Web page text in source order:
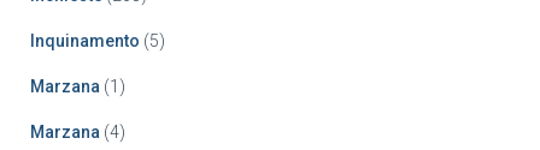
Inquinamento (5)
Marzana (1)
Marzana (4)